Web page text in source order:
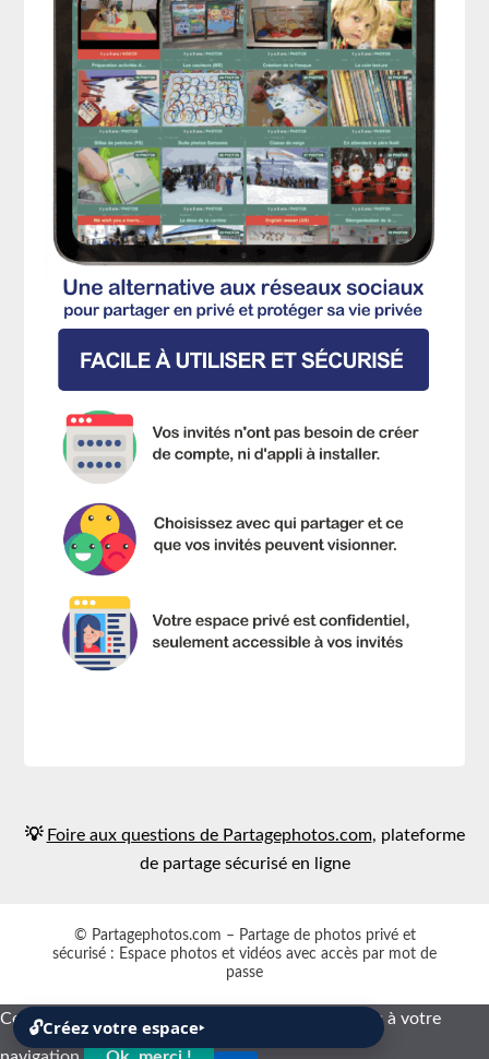
🔓Créez votre espace‣
💡 Foire aux questions de Partagephotos.com, plateforme
de partage sécurisé en ligne
© Partagephotos.com – Partage de photos privé et
sécurisé : Espace photos et vidéos avec accès par mot de
passe
Ce site utilise uniquement des cookies nécessaires à votre